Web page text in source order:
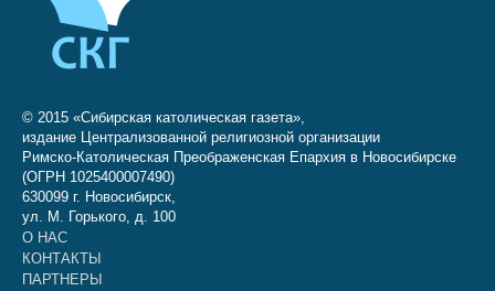
© 2015 «Сибирская католическая газета»,
издание Централизованной религиозной организации
Римско-Католическая Преображенская Епархия в Новосибирске
(ОГРН 1025400007490)
630099 г. Новосибирск,
ул. М. Горького, д. 100
О НАС
КОНТАКТЫ
ПАРТНЕРЫ